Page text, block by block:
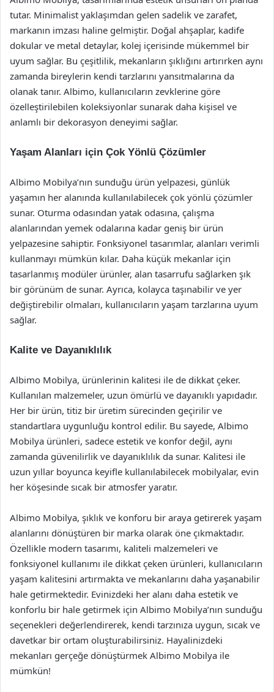
tutar. Minimalist yaklaşımdan gelen sadelik ve zarafet,
markanın imzası haline gelmiştir. Doğal ahşaplar, kadife
dokular ve metal detaylar, kolej içerisinde mükemmel bir
uyum sağlar. Bu çeşitlilik, mekanların şıklığını artırırken aynı
zamanda bireylerin kendi tarzlarını yansıtmalarına da
olanak tanır. Albimo, kullanıcıların zevklerine göre
özelleştirilebilen koleksiyonlar sunarak daha kişisel ve
anlamlı bir dekorasyon deneyimi sağlar.
Yaşam Alanları için Çok Yönlü Çözümler
Albimo Mobilya’nın sunduğu ürün yelpazesi, günlük
yaşamın her alanında kullanılabilecek çok yönlü çözümler
sunar. Oturma odasından yatak odasına, çalışma
alanlarından yemek odalarına kadar geniş bir ürün
yelpazesine sahiptir. Fonksiyonel tasarımlar, alanları verimli
kullanmayı mümkün kılar. Daha küçük mekanlar için
tasarlanmış modüler ürünler, alan tasarrufu sağlarken şık
bir görünüm de sunar. Ayrıca, kolayca taşınabilir ve yer
değiştirebilir olmaları, kullanıcıların yaşam tarzlarına uyum
sağlar.
Kalite ve Dayanıklılık
Albimo Mobilya, ürünlerinin kalitesi ile de dikkat çeker.
Kullanılan malzemeler, uzun ömürlü ve dayanıklı yapıdadır.
Her bir ürün, titiz bir üretim sürecinden geçirilir ve
standartlara uygunluğu kontrol edilir. Bu sayede, Albimo
Mobilya ürünleri, sadece estetik ve konfor değil, aynı
zamanda güvenilirlik ve dayanıklılık da sunar. Kalitesi ile
uzun yıllar boyunca keyifle kullanılabilecek mobilyalar, evin
her köşesinde sıcak bir atmosfer yaratır.
Albimo Mobilya, şıklık ve konforu bir araya getirerek yaşam
alanlarını dönüştüren bir marka olarak öne çıkmaktadır.
Özellikle modern tasarımı, kaliteli malzemeleri ve
fonksiyonel kullanımı ile dikkat çeken ürünleri, kullanıcıların
yaşam kalitesini artırmakta ve mekanlarını daha yaşanabilir
hale getirmektedir. Evinizdeki her alanı daha estetik ve
konforlu bir hale getirmek için Albimo Mobilya’nın sunduğu
seçenekleri değerlendirerek, kendi tarzınıza uygun, sıcak ve
davetkar bir ortam oluşturabilirsiniz. Hayalinizdeki
mekanları gerçeğe dönüştürmek Albimo Mobilya ile
mümkün!